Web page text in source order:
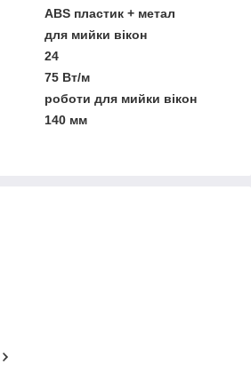
ABS пластик + метал
для мийки вікон
24
75 Вт/м
роботи для мийки вікон
140 мм